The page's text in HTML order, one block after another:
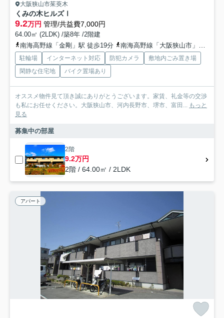
大阪狭山市茱萸木
くみの木ヒルズⅠ
9.2万円 管理/共益費7,000円
64.00㎡ (2LDK) /築8年 /2階建
南海高野線「金剛」駅 徒歩19分
南海高野線「大阪狭山市」駅 徒歩31分
駐輪場 インターネット対応 防犯カメラ
敷地内ごみ置き場
閑静な住宅地
バイク置場あり
オススメ物件見て頂き誠にありがとうございます。家賃、礼金等の交渉
も私にお任せください。大阪狭山市、河内長野市、堺市、富田... もっと
見る
募集中の部屋
2階
9.2万円
2階 / 64.00㎡ / 2LDK
アパート